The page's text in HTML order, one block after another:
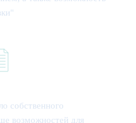
собственного
возможностей для